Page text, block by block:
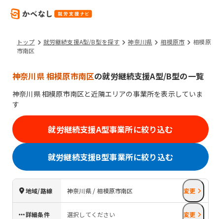
トップ 就労継続支援A型/B型を探す 神奈川県 相模原市
相模原
市南区
神奈川県 相模原市南区の就労継続支援A型/B型の一覧
神奈川県相模原市南区と近隣エリアの事業所を表示していま
す
就労継続支援A型事業所に絞り込む
就労継続支援B型事業所に絞り込む
地域/路線 神奈川県 / 相模原市南区 変更
詳細条件 選択してください 変更